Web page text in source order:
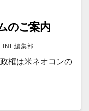
のご案内
編集部
権は米ネオコンの